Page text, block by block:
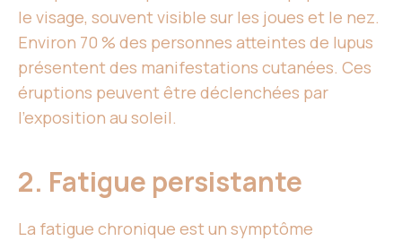
le visage, souvent visible sur les joues et le nez.
Environ 70 % des personnes atteintes de lupus
présentent des manifestations cutanées. Ces
éruptions peuvent être déclenchées par
l’exposition au soleil.
2. Fatigue persistante
La fatigue chronique est un symptôme